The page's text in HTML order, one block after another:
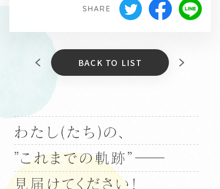
SHARE
BACK TO LIST